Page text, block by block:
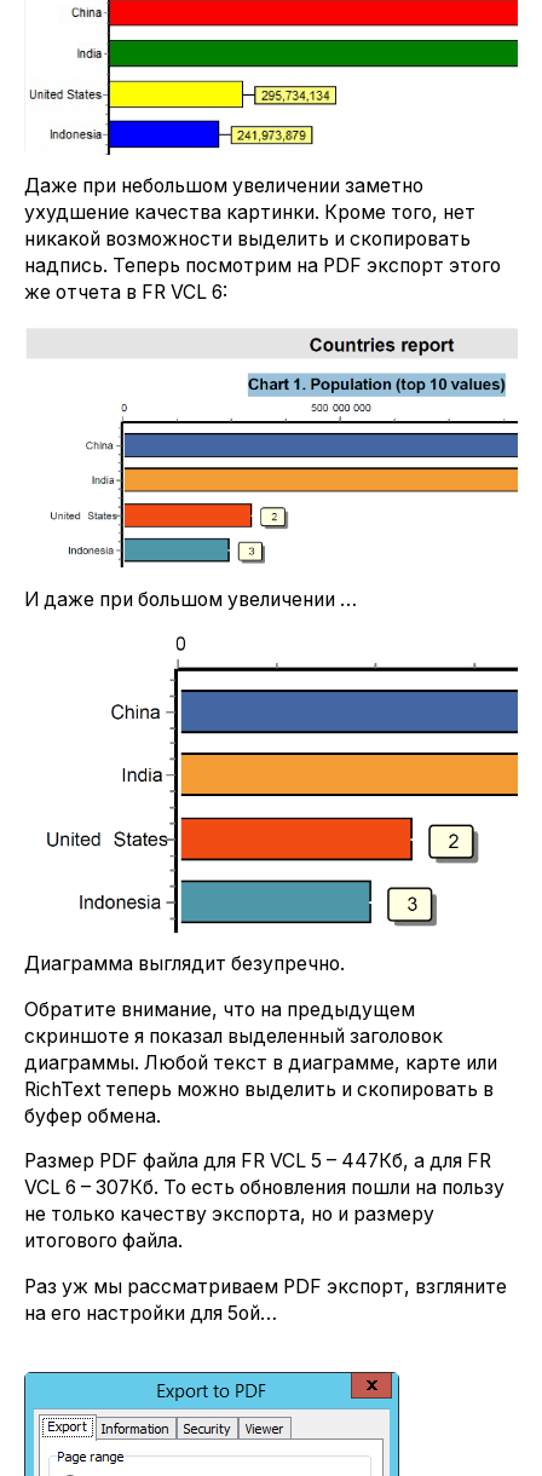
Даже при небольшом увеличении заметно
ухудшение качества картинки. Кроме того, нет
никакой возможности выделить и скопировать
надпись. Теперь посмотрим на PDF экспорт этого
же отчета в FR VCL 6:
И даже при большом увеличении …
Диаграмма выглядит безупречно.
Обратите внимание, что на предыдущем
скриншоте я показал выделенный заголовок
диаграммы. Любой текст в диаграмме, карте или
RichText теперь можно выделить и скопировать в
буфер обмена.
Размер PDF файла для FR VCL 5 – 447Кб, а для FR
VCL 6 – 307Кб. То есть обновления пошли на пользу
не только качеству экспорта, но и размеру
итогового файла.
Раз уж мы рассматриваем PDF экспорт, взгляните
на его настройки для 5ой…